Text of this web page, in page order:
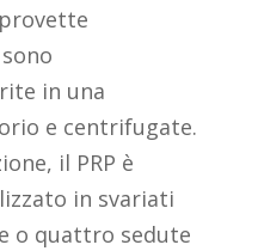
in una
e centrifugate.
il PRP è
in svariati
o quattro sedute